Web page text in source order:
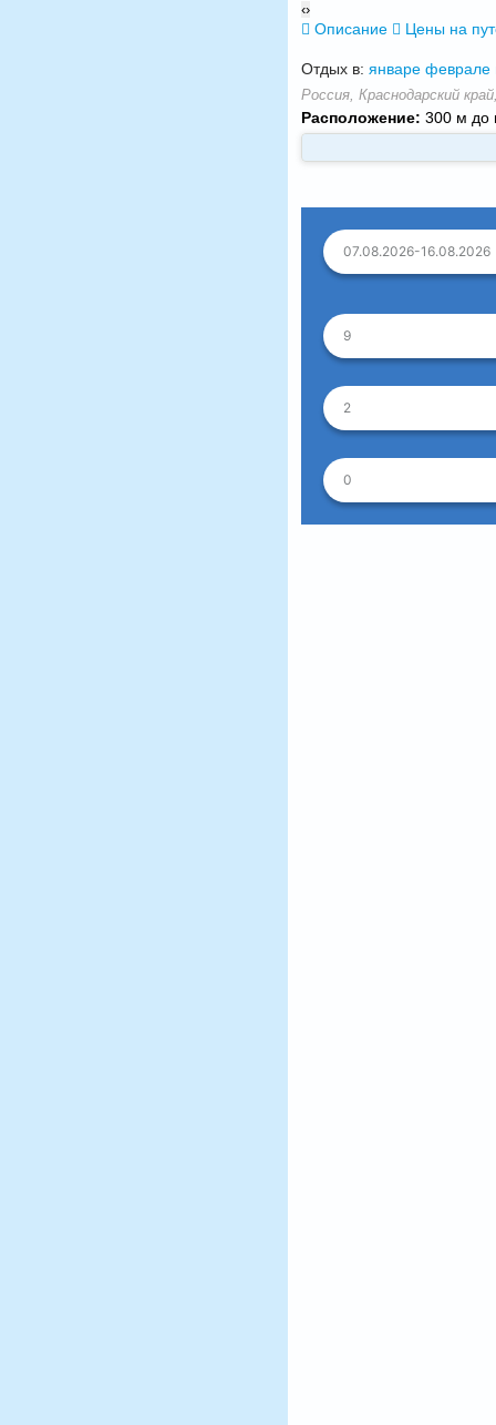
‹›
Описание Цены на
Отдых в: январе феврале
Россия, Краснодарский
Расположение: 300 м до
07.08.2026-16.08.2026
9
2
0